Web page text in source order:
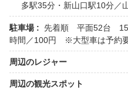
多駅35分・新山口駅10分／
駐車場 : 先着順 平面52台
時間／100円 ※大型車は予約
周辺のレジャー
周辺の観光スポット